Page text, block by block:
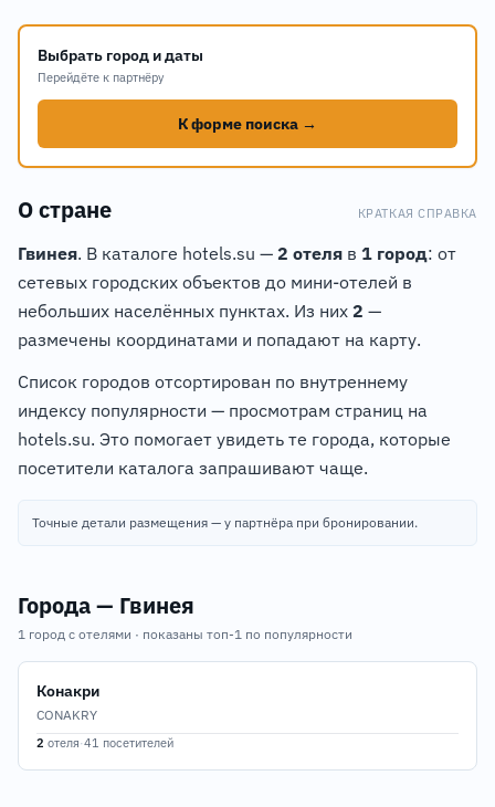
Выбрать город и даты
Перейдёте к партнёру
К форме поиска →
О стране КРАТКАЯ СПРАВКА
Гвинея. В каталоге hotels.su — 2 отеля в 1 город: от
сетевых городских объектов до мини-отелей в
небольших населённых пунктах. Из них 2 —
размечены координатами и попадают на карту.
Список городов отсортирован по внутреннему
индексу популярности — просмотрам страниц на
hotels.su. Это помогает увидеть те города, которые
посетители каталога запрашивают чаще.
Точные детали размещения — у партнёра при бронировании.
Города — Гвинея
1 город с отелями · показаны топ-1 по популярности
Конакри
CONAKRY
2 отеля·41 посетителей